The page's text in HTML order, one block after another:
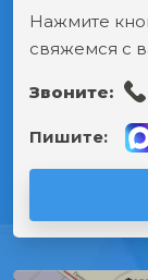
Нажмите
свяжемся с
Звоните:
Пишите: